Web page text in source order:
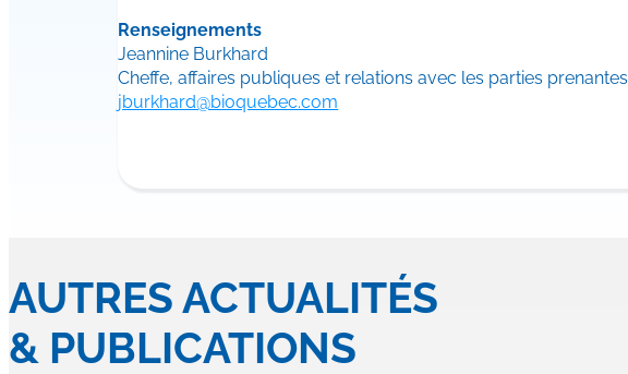
Renseignements
Jeannine Burkhard
Cheffe, affaires publiques et relations avec les parties prenantes
jburkhard@bioquebec.com
AUTRES ACTUALITÉS
& PUBLICATIONS